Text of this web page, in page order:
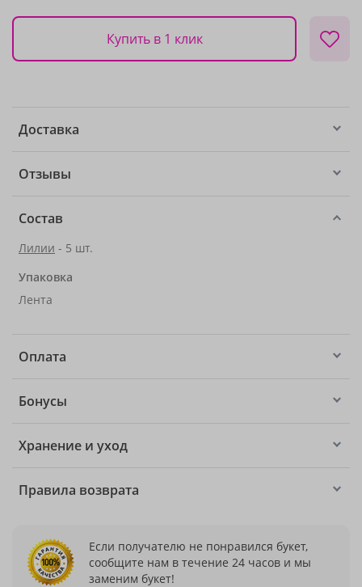
Купить в 1 клик
Доставка
Отзывы
Состав
Лилии - 5 шт.
Упаковка
Лента
Оплата
Бонусы
Хранение и уход
Правила возврата
Если получателю не понравился букет,
сообщите нам в течение 24 часов и мы
заменим букет!